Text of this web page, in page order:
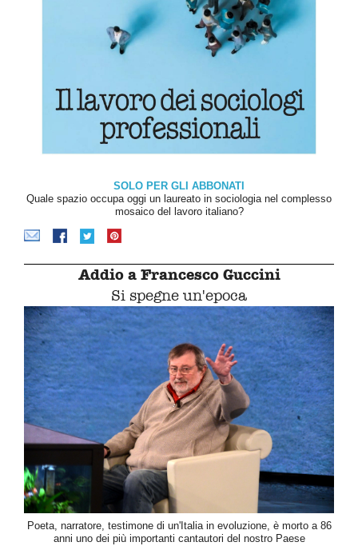
SOLO PER GLI ABBONATI
Quale spazio occupa oggi un laureato in sociologia nel complesso
mosaico del lavoro italiano?
Addio a Francesco Guccini
Si spegne un'epoca
Poeta, narratore, testimone di un'Italia in evoluzione, è morto a 86
anni uno dei più importanti cantautori del nostro Paese